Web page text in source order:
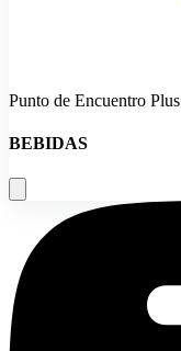
Punto de Encuentro Plus
BEBIDAS